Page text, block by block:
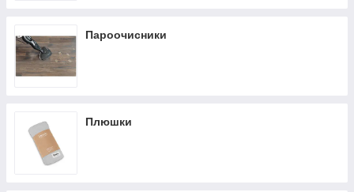
Пароочисники
Плюшки